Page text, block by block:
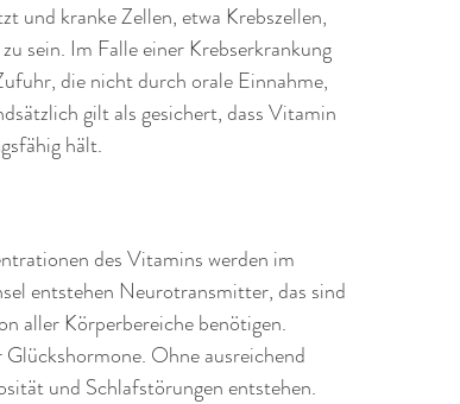
und kranke Zellen, etwa Krebszellen,
sein. Im Falle einer Krebserkrankung
die nicht durch orale Einnahme,
gilt als gesichert, dass Vitamin
hält.
des Vitamins werden im
entstehen Neurotransmitter, das sind
aller Körperbereiche benötigen.
Ohne ausreichend
und Schlafstörungen entstehen.